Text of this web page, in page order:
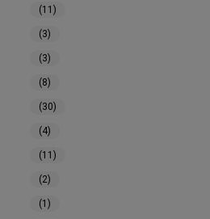
(11)
(3)
(3)
(8)
(30)
(4)
(11)
(2)
(1)